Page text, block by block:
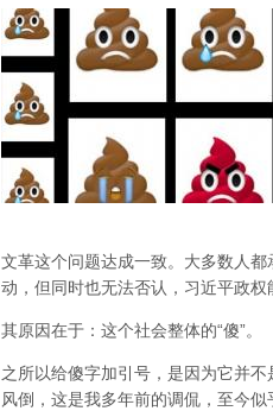
wechatimg1053.jpeg
文革这个问题达成一致。大多数人
动，但同时也无法否认，习近平政权
其原因在于：这个社会整体的“傻”。
之所以给傻字加引号，是因为它并
风倒，这是我多年前的调侃，至今